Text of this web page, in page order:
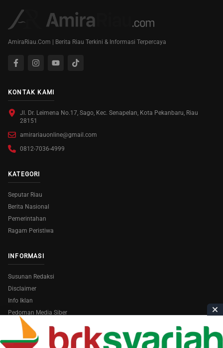
AmiraRiau.Com | Berita Riau Terkini & Informasi Terpercaya
KONTAK KAMI
Jl. Dr. Leimena No.17, Sago, Kec. Senapelan, Kota Pekanbaru, Riau
28151
amirariauonline@gmail.com
0812-7036-4999
KATEGORI
Seputar Riau
Berita Nasional
Pemerintahan
Ragam Peristiwa
INFORMASI
Susunan Redaksi
Disclaimer
Info Iklan
Pedoman Media Siber